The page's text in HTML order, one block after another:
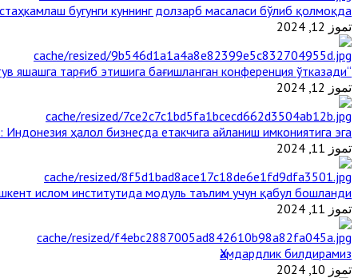
бугунги куннинг долзарб масаласи бўлиб қолмоқда
تموز 12, 2024
“Ал-Азҳар” Таиландда динларнинг тинч-тотув яшашга тарғиб этишига бағишланган конференция ўтказади
تموز 12, 2024
ҳалол бизнесда етакчига айланиш имкониятига эга
تموز 11, 2024
ислом институтида модуль таълим учун қабул бошланди
تموز 11, 2024
Ҳамдардлик билдирамиз
تموز 10, 2024